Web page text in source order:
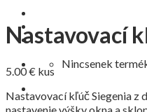
Nincsenek
Nastavovací
5.00€ kus
Nastavovací kľúč Siegenia z